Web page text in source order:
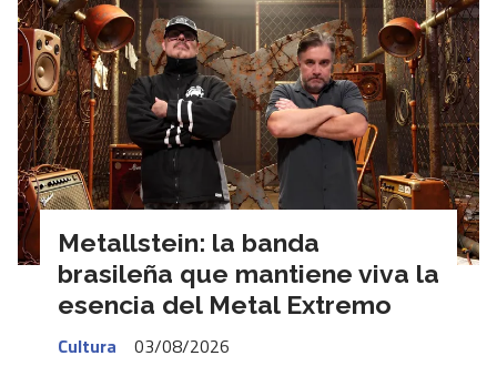
Metallstein: la banda
brasileña que mantiene viva la
esencia del Metal Extremo
Cultura
03/08/2026